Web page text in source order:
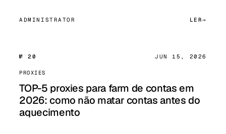
ADMINISTRATOR LER
№ 20 JUN 15, 2026
PROXIES
TOP-5 proxies para farm de contas em
2026: como não matar contas antes do
aquecimento